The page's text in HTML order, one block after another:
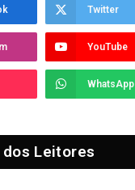
Twitter
YouTube
WhatsApp
Leitores